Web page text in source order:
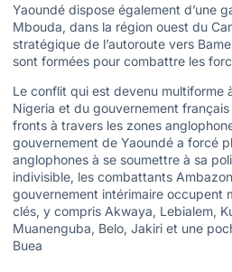
Yaoundé dispose également d’une
Mbouda, dans la région ouest du
stratégique de l’autoroute vers
sont formées pour combattre les
Le conflit qui est devenu multiforme
Nigeria et du gouvernement
fronts à travers les zones
gouvernement de Yaoundé a forcé
anglophones à se soumettre à sa
indivisible, les combattants
gouvernement intérimaire occupent
clés, y compris Akwaya, Lebialem,
Muanenguba, Belo, Jakiri et une
Buea